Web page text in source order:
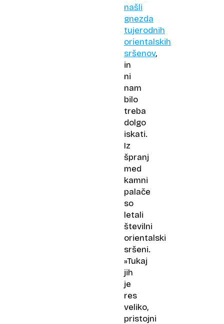
našli
gnezda
tujerodnih
orientalskih
sršenov,
in
ni
nam
bilo
treba
dolgo
iskati.
Iz
špranj
med
kamni
palače
so
letali
številni
orientalski
sršeni.
»Tukaj
jih
je
res
veliko,
pristojni